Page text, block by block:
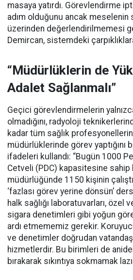
masaya yatırdı. Görevlendirme
adım olduğunu ancak
üzerinden değerlendirilmemesi
Demircan, sistemdeki
“Müdürlüklerin de
Adalet Sağlanmalı”
Geçici görevlendirmelerin
olmadığını, radyoloji
kadar tüm sağlık
müdürlüklerinde görev yaptığını
ifadeleri kullandı: “Bugün 1000
Cetveli (PDC) kapasitesine sahip
müdürlüğünde 1150 kişinin
‘fazlası görev yerine dönsün’
halk sağlığı laboratuvarları, özel
sigara denetimleri gibi yoğun
ardı etmememiz gerekir.
ve denetimler doğrudan
hizmetlerdir. Bu birimleri de
bırakarak sıkıntıya sokmamak